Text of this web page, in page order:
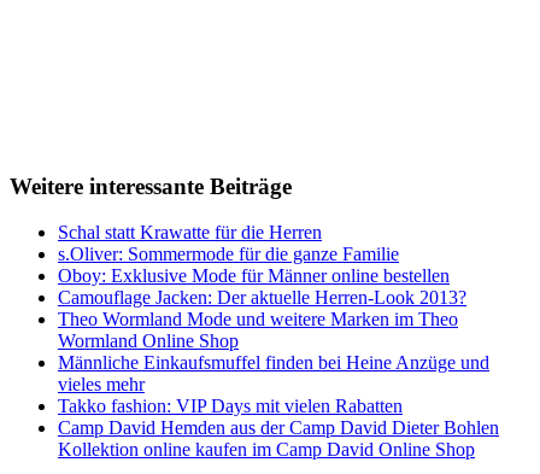
Weitere interessante Beiträge
Schal statt Krawatte für die Herren
s.Oliver: Sommermode für die ganze Familie
Oboy: Exklusive Mode für Männer online bestellen
Camouflage Jacken: Der aktuelle Herren-Look 2013?
Theo Wormland Mode und weitere Marken im Theo
Wormland Online Shop
Männliche Einkaufsmuffel finden bei Heine Anzüge und
vieles mehr
Takko fashion: VIP Days mit vielen Rabatten
Camp David Hemden aus der Camp David Dieter Bohlen
Kollektion online kaufen im Camp David Online Shop